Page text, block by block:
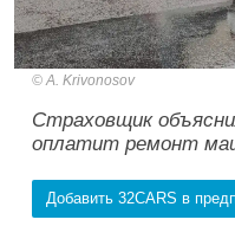
A. Krivonosov
Страховщик
оплатит ремонт
Добавить 32CARS в